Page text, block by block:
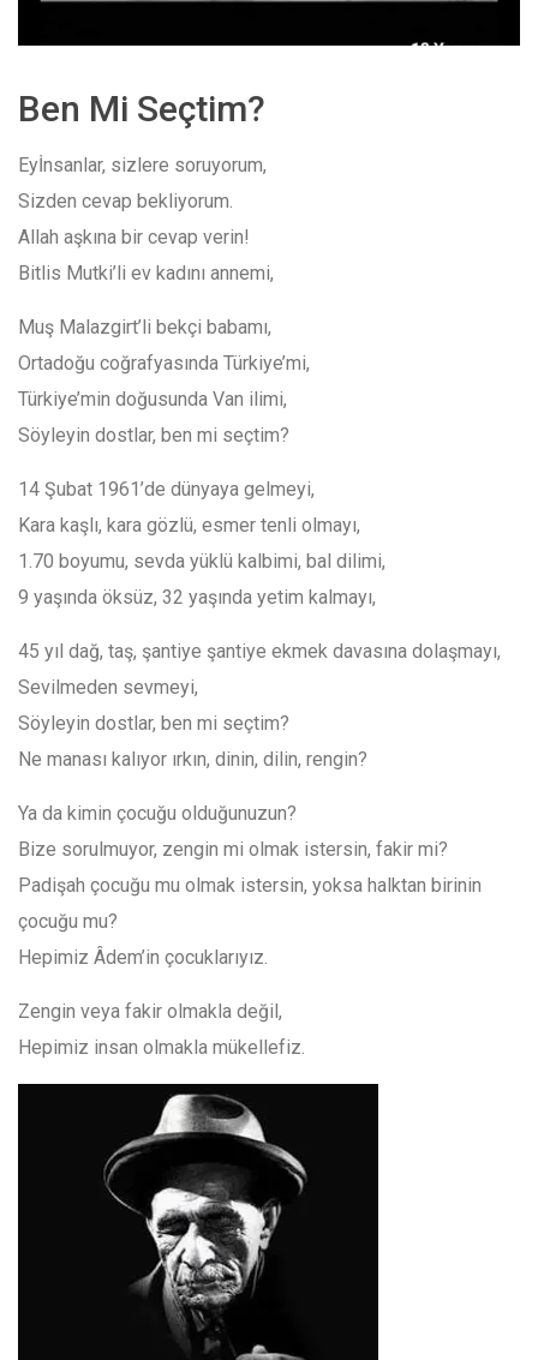
Ben Mi Seçtim?
Eyİnsanlar, sizlere soruyorum,
Sizden cevap bekliyorum.
Allah aşkına bir cevap verin!
Bitlis Mutki’li ev kadını annemi,
Muş Malazgirt’li bekçi babamı,
Ortadoğu coğrafyasında Türkiye’mi,
Türkiye’min doğusunda Van ilimi,
Söyleyin dostlar, ben mi seçtim?
14 Şubat 1961’de dünyaya gelmeyi,
Kara kaşlı, kara gözlü, esmer tenli olmayı,
1.70 boyumu, sevda yüklü kalbimi, bal dilimi,
9 yaşında öksüz, 32 yaşında yetim kalmayı,
45 yıl dağ, taş, şantiye şantiye ekmek davasına dolaşmayı,
Sevilmeden sevmeyi,
Söyleyin dostlar, ben mi seçtim?
Ne manası kalıyor ırkın, dinin, dilin, rengin?
Ya da kimin çocuğu olduğunuzun?
Bize sorulmuyor, zengin mi olmak istersin, fakir mi?
Padişah çocuğu mu olmak istersin, yoksa halktan birinin
çocuğu mu?
Hepimiz Âdem’in çocuklarıyız.
Zengin veya fakir olmakla değil,
Hepimiz insan olmakla mükellefiz.